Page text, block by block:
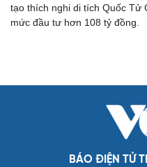
tạo thích nghi di tích Quốc Tử
mức đầu tư hơn 108 tỷ đồng.
BÁO ĐIỆN TỬ